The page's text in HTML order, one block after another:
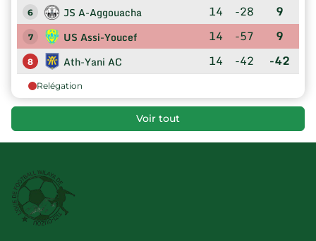
6 JS A-Aggouacha 14 -28 9
7 US Assi-Youcef 14 -57 9
8 Ath-Yani AC 14 -42 -42
Relégation
Voir tout